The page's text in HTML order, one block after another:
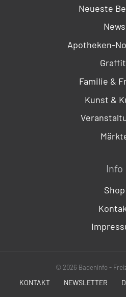
Neueste
News
Apotheken-
Familie &
Kunst &
Info
Shop
© 2026 Badeninfo -
KONTAKT NEWSLETTER